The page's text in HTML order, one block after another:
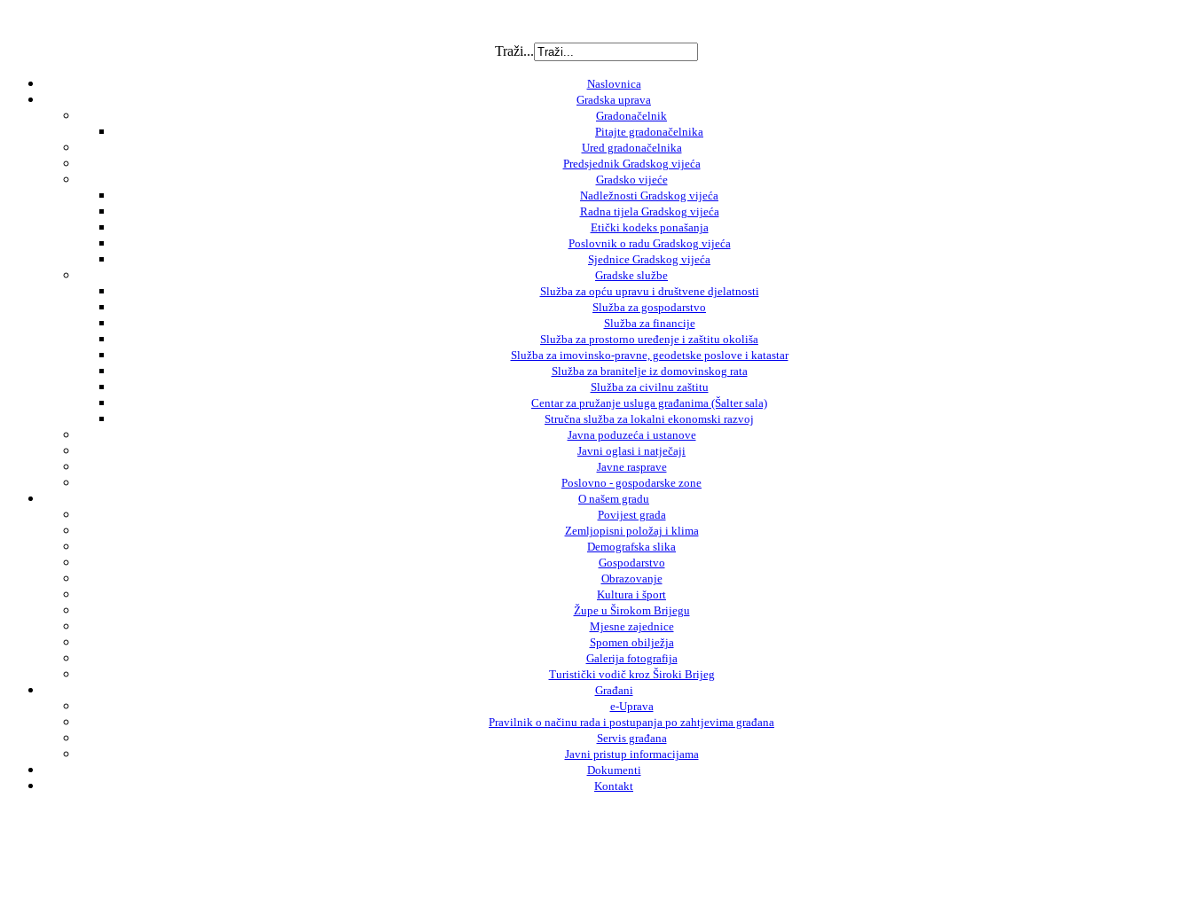
Traži...
Naslovnica
Gradska uprava
Gradonačelnik
Pitajte gradonačelnika
Ured gradonačelnika
Predsjednik Gradskog vijeća
Gradsko vijeće
Nadležnosti Gradskog vijeća
Radna tijela Gradskog vijeća
Etički kodeks ponašanja
Poslovnik o radu Gradskog vijeća
Sjednice Gradskog vijeća
Gradske službe
Služba za opću upravu i društvene djelatnosti
Služba za gospodarstvo
Služba za financije
Služba za prostorno uređenje i zaštitu okoliša
Služba za imovinsko-pravne, geodetske poslove i katastar
Služba za branitelje iz domovinskog rata
Služba za civilnu zaštitu
Centar za pružanje usluga građanima (Šalter sala)
Stručna služba za lokalni ekonomski razvoj
Javna poduzeća i ustanove
Javni oglasi i natječaji
Javne rasprave
Poslovno - gospodarske zone
O našem gradu
Povijest grada
Zemljopisni položaj i klima
Demografska slika
Gospodarstvo
Obrazovanje
Kultura i šport
Župe u Širokom Brijegu
Mjesne zajednice
Spomen obilježja
Galerija fotografija
Turistički vodič kroz Široki Brijeg
Građani
e-Uprava
Pravilnik o načinu rada i postupanja po zahtjevima građana
Servis građana
Javni pristup informacijama
Dokumenti
Kontakt